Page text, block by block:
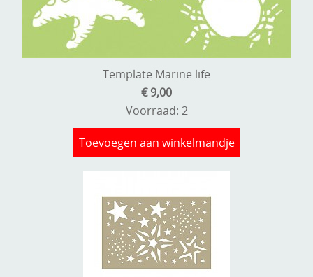
Template Marine life
€ 9,00
Voorraad: 2
Toevoegen aan winkelmandje